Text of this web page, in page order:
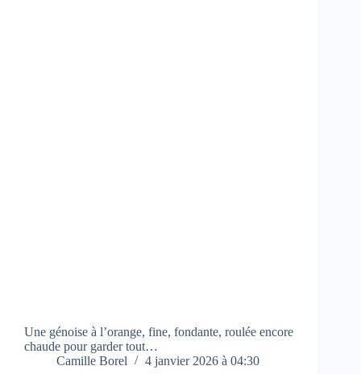
Une génoise à l’orange, fine, fondante, roulée encore
chaude pour garder tout…
Camille Borel
4 janvier 2026 à 04:30